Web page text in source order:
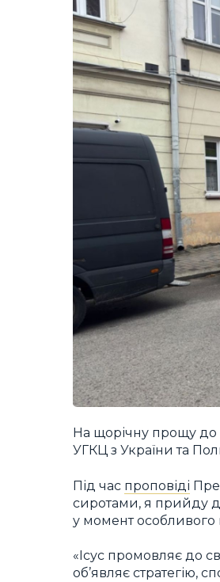
На щорічну прощу до
УГКЦ з України та
Під час проповіді
сиротами, я прийду
у момент
«Ісус промовляє до
об’являє стратегію,